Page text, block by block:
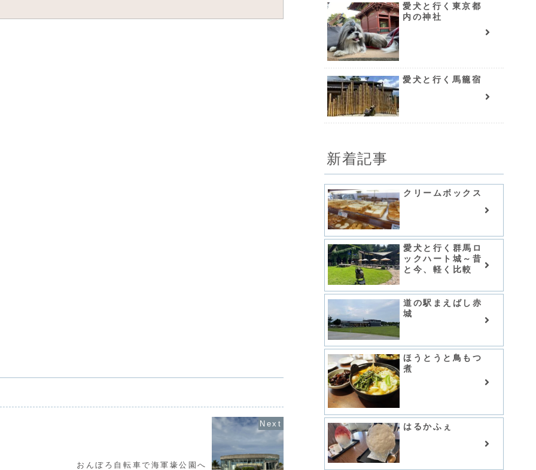
おんぼろ自転車で海軍壕公園へ
愛犬と行く東京都
内の神社
愛犬と行く馬籠宿
新着記事
クリームボックス
愛犬と行く群馬ロ
ックハート城～昔
と今、軽く比較
道の駅まえばし赤
城
ほうとうと鳥もつ
煮
はるかふぇ